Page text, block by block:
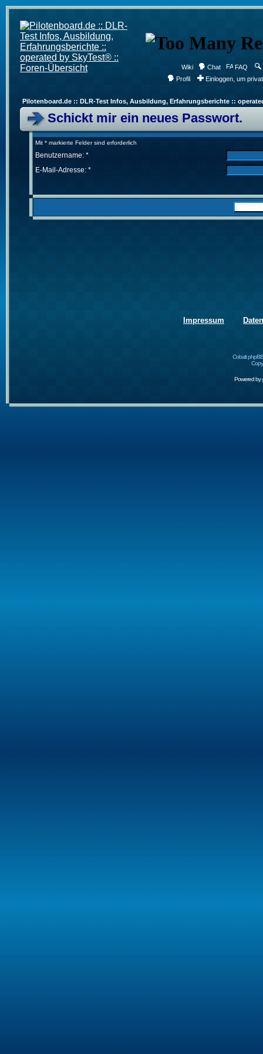
Wiki Chat FAQ
Profil
Einloggen, um
Pilotenboard.de :: DLR-Test Infos, Ausbildung, Erfahrungsberichte ::
Schickt mir ein neues Passwort.
Mit * markierte Felder sind erforderlich
Benutzername: *
E-Mail-Adresse: *
Impressum
Cobalt
Powered by